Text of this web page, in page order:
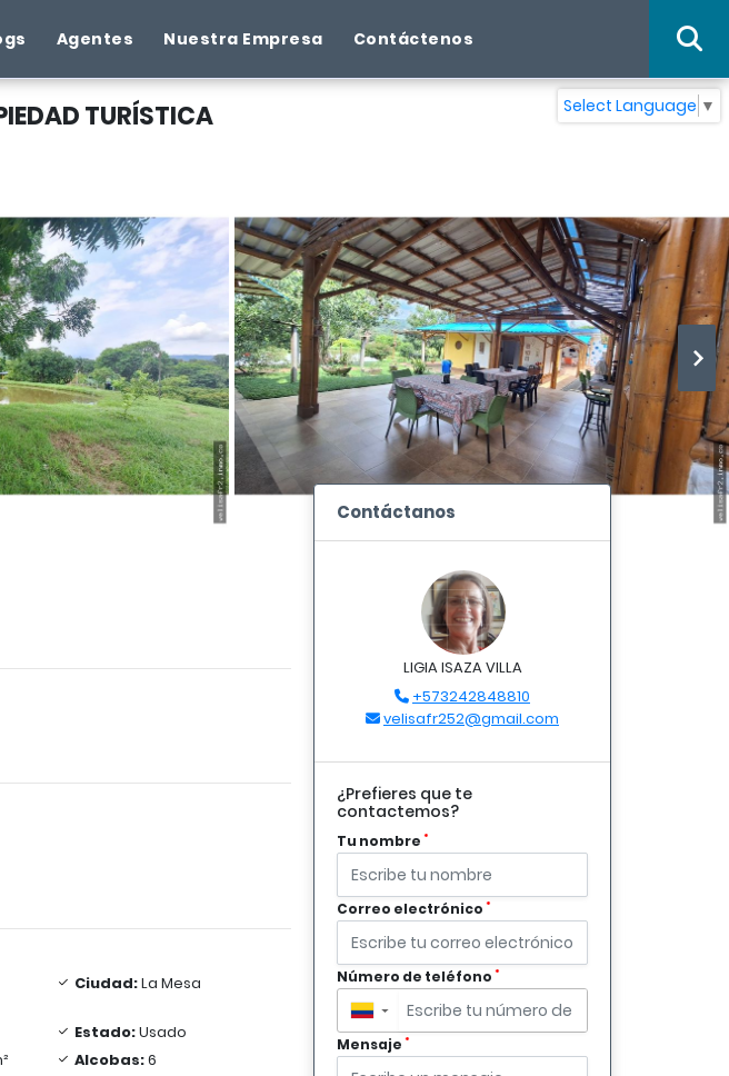
Agentes Nuestra Empresa Contáctenos
Select Language ▼
TURÍSTICA
Ciudad:La Mesa
Estado:Usado
Alcobas:6
Contáctanos
LIGIA ISAZA VILLA
+573242848810
velisafr252@gmail.com
¿Prefieres que te
contactemos?
Tu nombre *
Correo electrónico *
Número de teléfono *
▼
Mensaje *